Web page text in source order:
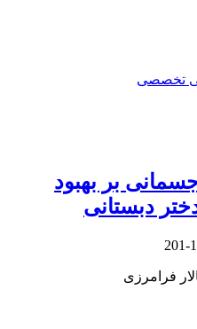
تخصصی
بر بهبود
دبستانی
فرامرزی